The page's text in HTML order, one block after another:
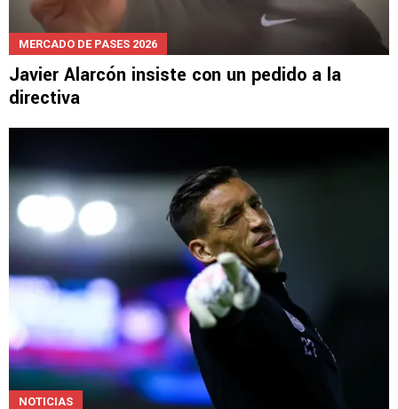
MERCADO DE PASES 2026
Javier Alarcón insiste con un pedido a la
directiva
NOTICIAS